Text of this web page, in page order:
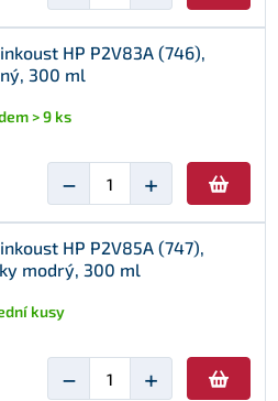
HP P2V83A (746),
300 ml
> 9 ks
− +
HP P2V85A (747),
modrý, 300 ml
kusy
− +